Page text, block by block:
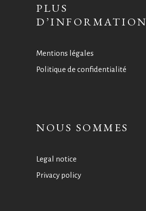
PLUS
D’INFORMATION
Mentions légales
Politique de confidentialité
NOUS SOMMES
Legal notice
Privacy policy